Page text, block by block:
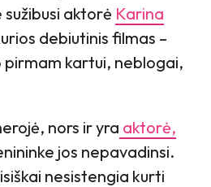
aktorė Karina
debiutinis filmas –
pirmam kartui, neblogai,
nors ir yra aktorė,
jos nepavadinsi.
nesistengia kurti